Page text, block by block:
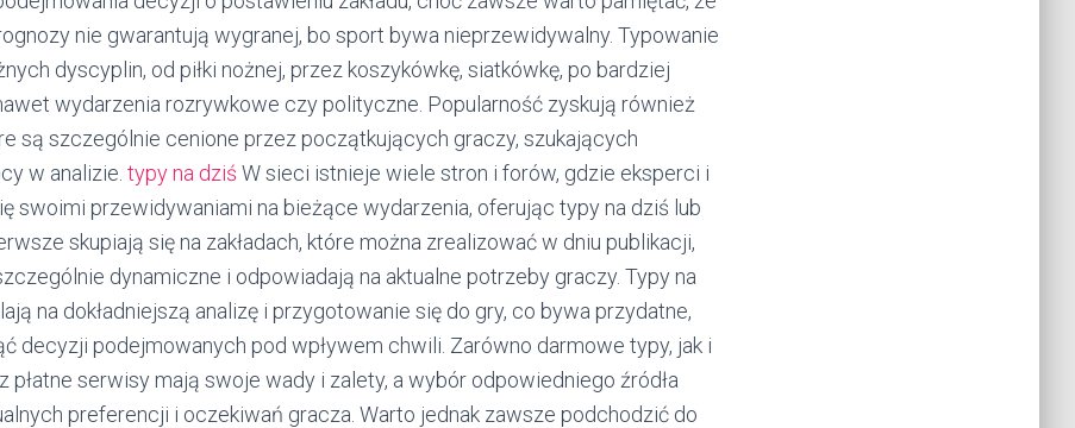
nie gwarantują wygranej, bo sport bywa nieprzewidywalny. Typowanie
dyscyplin, od piłki nożnej, przez koszykówkę, siatkówkę, po bardziej
wydarzenia rozrywkowe czy polityczne. Popularność zyskują również
są szczególnie cenione przez początkujących graczy, szukających
w analizie. typy na dziś W sieci istnieje wiele stron i forów, gdzie eksperci i
swoimi przewidywaniami na bieżące wydarzenia, oferując typy na dziś lub
skupiają się na zakładach, które można zrealizować w dniu publikacji,
dynamiczne i odpowiadają na aktualne potrzeby graczy. Typy na
na dokładniejszą analizę i przygotowanie się do gry, co bywa przydatne,
decyzji podejmowanych pod wpływem chwili. Zarówno darmowe typy, jak i
płatne serwisy mają swoje wady i zalety, a wybór odpowiedniego źródła
preferencji i oczekiwań gracza. Warto jednak zawsze podchodzić do